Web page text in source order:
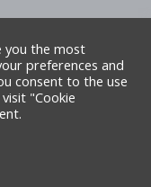
Cedwir
you the most
preferences and
consent to the use
"Cookie